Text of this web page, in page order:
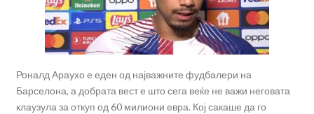
Роналд Араухо е еден од најважните фудбалери на
Барселона, а добрата вест е што сега веќе не важи неговата
клаузула за откуп од 60 милиони евра. Кој сакаше да го